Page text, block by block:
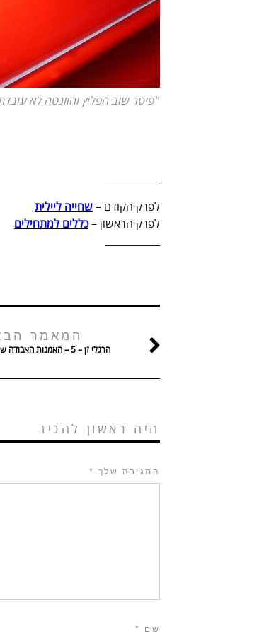
"פיטר שוב הפליץ והוונטה לא
לפרק הקודם – שחייה ליילית
לפרק הראשון –כללים למתחילים
המאמר
הרגלי זן – 5 – האמנות האבודה של הבדידות
היה ראשון להגיב
התגובה שלך *
שם *